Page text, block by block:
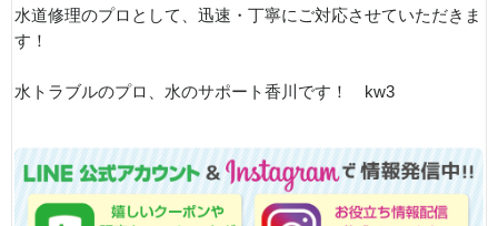
水道修理のプロとして、迅速・丁寧にご対応させていただきま
す！
水トラブルのプロ、水のサポート香川です！ kw3